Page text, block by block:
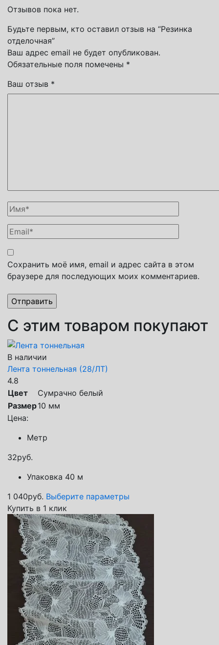
Отзывов пока нет.
Будьте первым, кто оставил отзыв на “Резинка
отделочная”
Ваш адрес email не будет опубликован.
Обязательные поля помечены *
Ваш отзыв *
Сохранить моё имя, email и адрес сайта в этом
браузере для последующих моих комментариев.
С этим товаром покупают
В наличии
Лента тоннельная (28/ЛТ)
4.8
Цвет
Сумрачно белый
Размер10 мм
Цена:
Метр
32руб.
Упаковка 40 м
1 040руб. Выберите параметры
Купить в 1 клик